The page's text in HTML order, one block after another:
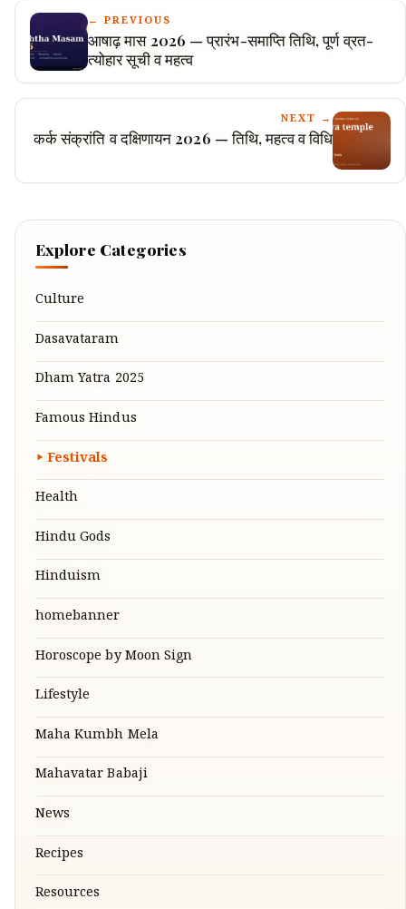
← PREVIOUS
आषाढ़ मास 2026 — प्रारंभ-समाप्ति तिथि, पूर्ण व्रत-
त्योहार सूची व महत्व
NEXT →
कर्क संक्रांति व दक्षिणायन 2026 — तिथि, महत्व व विधि
Explore Categories
Culture
Dasavataram
Dham Yatra 2025
Famous Hindus
Festivals
Health
Hindu Gods
Hinduism
homebanner
Horoscope by Moon Sign
Lifestyle
Maha Kumbh Mela
Mahavatar Babaji
News
Recipes
Resources